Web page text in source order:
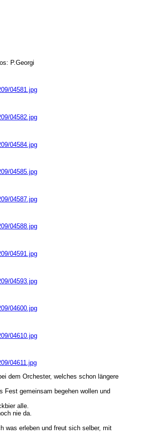
P.Georgi
04581.jpg
04582.jpg
04584.jpg
04585.jpg
04587.jpg
04588.jpg
04591.jpg
04593.jpg
04600.jpg
04610.jpg
04611.jpg
dem Orchester, welches schon längere
Fest gemeinsam begehen wollen und
alle.
nie da.
was erleben und freut sich selber, mit